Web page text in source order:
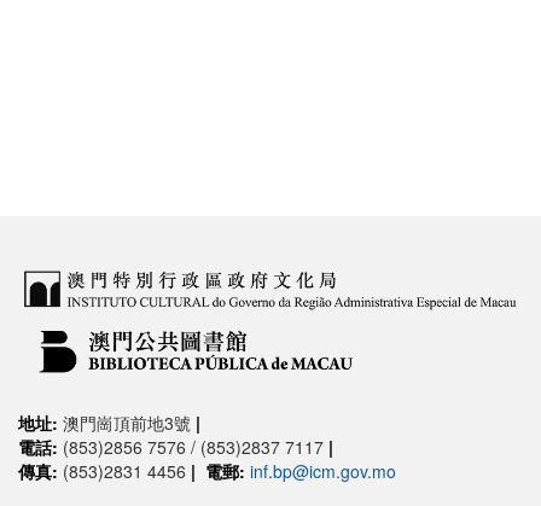
地址: 澳門崗頂前地3號 |
電話: (853)2856 7576 / (853)2837 7117 |
傳真: (853)2831 4456 | 電郵: inf.bp@icm.gov.mo